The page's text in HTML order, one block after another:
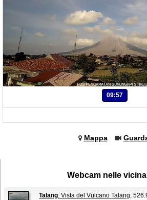
09:57
Mappa
Webcam nelle
Talang: Vista del Vulcano Talang,